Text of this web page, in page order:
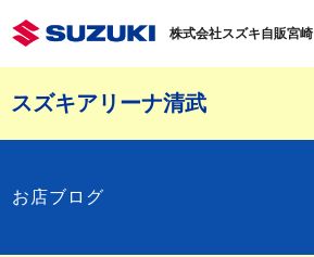
株式会社スズキ自販宮崎
スズキアリーナ清武
お店ブログ